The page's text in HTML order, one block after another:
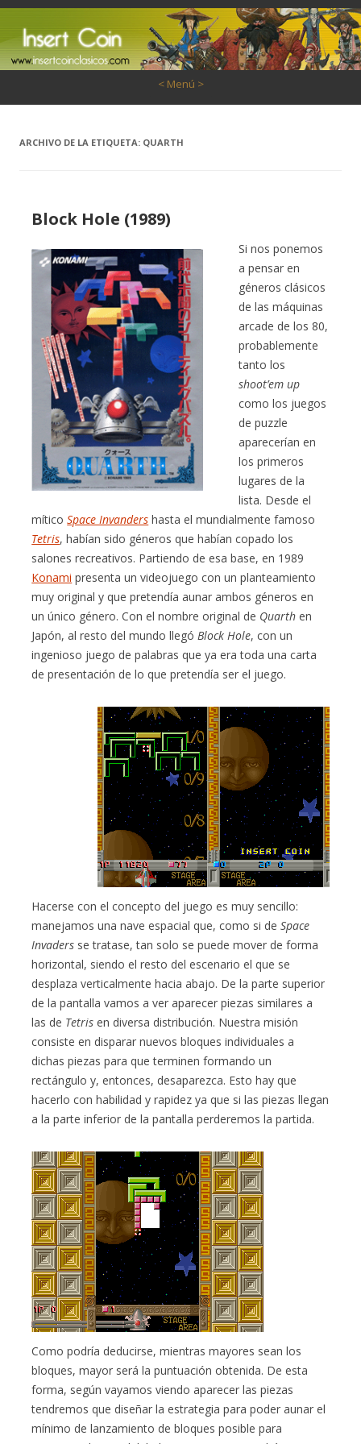
< Menú >
ARCHIVO DE LA ETIQUETA: QUARTH
Block Hole (1989)
Si nos ponemos
a pensar en
géneros clásicos
de las máquinas
arcade de los 80,
probablemente
tanto los
shoot’em up
como los juegos
de puzzle
aparecerían en
los primeros
lugares de la
lista. Desde el
míticoSpace Invanders hasta el mundialmente famoso
Tetris, habían sido géneros que habían copado los
salones recreativos. Partiendo de esa base, en 1989
Konami presenta un videojuego con un planteamiento
muy original y que pretendía aunar ambos géneros en
un único género. Con el nombre original de Quarth en
Japón, al resto del mundo llegó Block Hole, con un
ingenioso juego de palabras que ya era toda una carta
de presentación de lo que pretendía ser el juego.
Hacerse con el concepto del juego es muy sencillo:
manejamos una nave espacial que, como si deSpace
Invaders se tratase, tan solo se puede mover de forma
horizontal, siendo el resto del escenario el que se
desplaza verticalmente hacia abajo. De la parte superior
de la pantalla vamos a ver aparecer piezas similares a
las de Tetris en diversa distribución. Nuestra misión
consiste en disparar nuevos bloques individuales a
dichas piezas para que terminen formando un
rectángulo y, entonces, desaparezca. Esto hay que
hacerlo con habilidad y rapidez ya que si las piezas llegan
a la parte inferior de la pantalla perderemos la partida.
Como podría deducirse, mientras mayores sean los
bloques, mayor será la puntuación obtenida. De esta
forma, según vayamos viendo aparecer las piezas
tendremos que diseñar la estrategia para poder aunar el
mínimo de lanzamiento de bloques posible para